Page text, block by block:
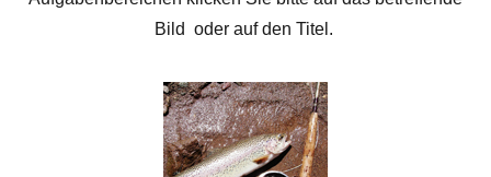
Bild oder auf den Titel.